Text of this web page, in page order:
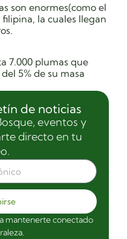
son enormes(como el
la cuales llegan
7.000 plumas que
5% de su masa
de noticias
eventos y
directo en tu
mantenerte conectado